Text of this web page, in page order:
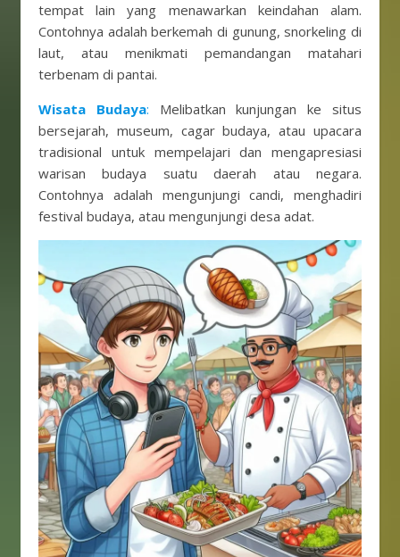
tempat lain yang menawarkan keindahan alam.
Contohnya adalah berkemah di gunung, snorkeling di
laut, atau menikmati pemandangan matahari
terbenam di pantai.
Wisata Budaya: Melibatkan kunjungan ke situs
bersejarah, museum, cagar budaya, atau upacara
tradisional untuk mempelajari dan mengapresiasi
warisan budaya suatu daerah atau negara.
Contohnya adalah mengunjungi candi, menghadiri
festival budaya, atau mengunjungi desa adat.